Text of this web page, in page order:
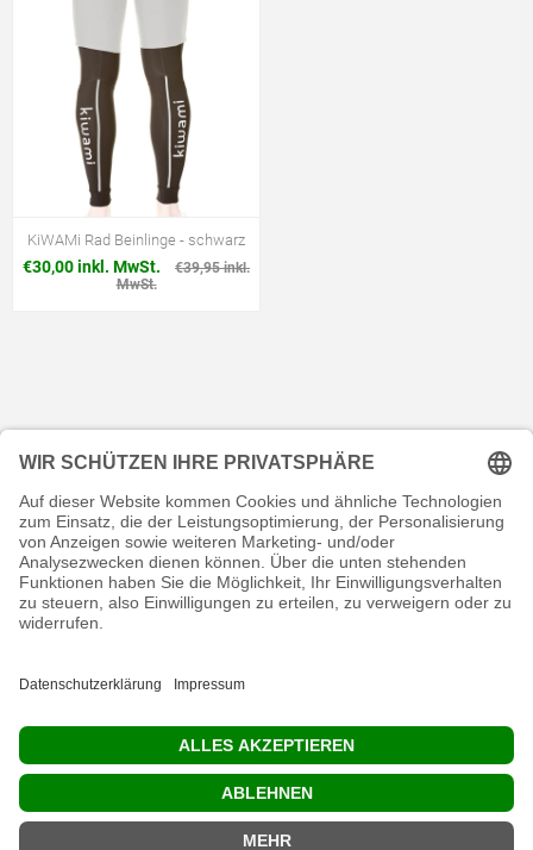
KiWAMi Rad Beinlinge - schwarz
€30,00 inkl. MwSt.
€39,95 inkl.
MwSt.
KONTAKT
RECHTLICHES
INFORMATIVES
MEIN KONTO